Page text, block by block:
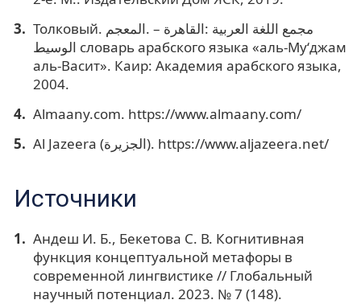
Толковый. مجمع اللغة العربية :القاهرة – .المعجم
الوسيط словарь арабского языка «аль-Муʻджам
аль-Васит». Каир: Академия арабского языка,
2004.
Almaany.com. https://www.almaany.com/
Al Jazeera (الجزيرة). https://www.aljazeera.net/
Источники
Андеш И. Б., Бекетова С. В. Когнитивная
функция концептуальной метафоры в
современной лингвистике // Глобальный
научный потенциал. 2023. № 7 (148).